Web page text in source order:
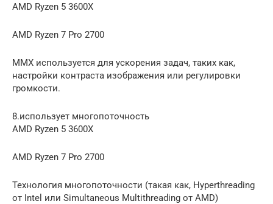
AMD Ryzen 5 3600X
AMD Ryzen 7 Pro 2700
MMX используется для ускорения задач, таких как,
настройки контраста изображения или регулировки
громкости.
8.использует многопоточность
AMD Ryzen 5 3600X
AMD Ryzen 7 Pro 2700
Технология многопоточности (такая как, Hyperthreading
от Intel или Simultaneous Multithreading от AMD)